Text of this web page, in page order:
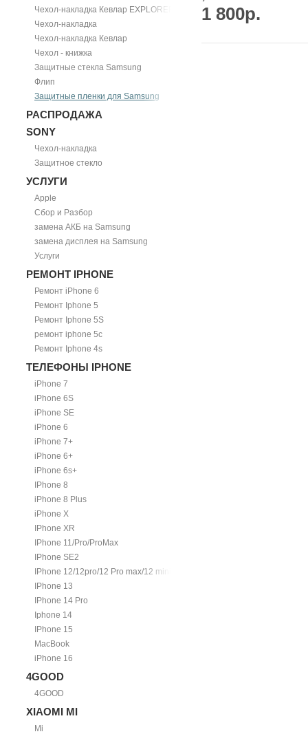
Чехол-накладка Кевлар EXPLORER
Чехол-накладка
Чехол-накладка Кевлар
Чехол - книжка
Защитные стекла Samsung
Флип
Защитные пленки для Samsung
РАСПРОДАЖА
SONY
Чехол-накладка
Защитное стекло
УСЛУГИ
Apple
Сбор и Разбор
замена АКБ на Samsung
замена дисплея на Samsung
Услуги
РЕМОНТ IPHONE
Ремонт iPhone 6
Ремонт Iphone 5
Ремонт Iphone 5S
ремонт iphone 5c
Ремонт Iphone 4s
ТЕЛЕФОНЫ IPHONE
iPhone 7
iPhone 6S
iPhone SE
iPhone 6
iPhone 7+
iPhone 6+
iPhone 6s+
IPhone 8
iPhone 8 Plus
iPhone X
IPhone XR
IPhone 11/Pro/ProMax
IPhone SE2
IPhone 12/12pro/12 Pro max/12 mini.
IPhone 13
IPhone 14 Pro
Iphone 14
IPhone 15
MacBook
iPhone 16
4GOOD
4GOOD
XIAOMI MI
Mi
1 800р.